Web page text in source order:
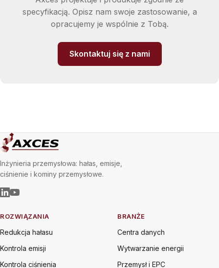
specyfikacją. Opisz nam swoje zastosowanie, a
opracujemy je wspólnie z Tobą.
Skontaktuj się z nami
Inżynieria przemysłowa: hałas, emisje,
ciśnienie i kominy przemysłowe.
ROZWIĄZANIA
Redukcja hałasu
Kontrola emisji
Kontrola ciśnienia
BRANŻE
Centra danych
Wytwarzanie energii
Przemysł i EPC